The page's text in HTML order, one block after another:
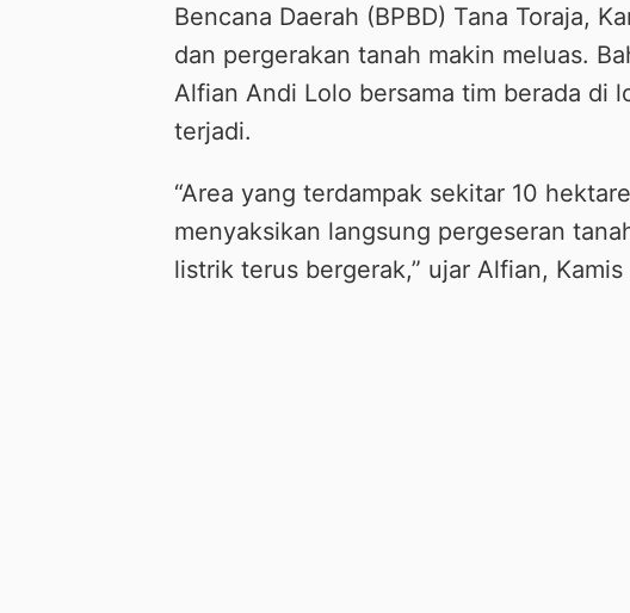
Bencana Daerah (BPBD) Tana Toraja,
dan pergerakan tanah makin meluas.
Alfian Andi Lolo bersama tim berada di
terjadi.
“Area yang terdampak sekitar 10
menyaksikan langsung pergeseran
listrik terus bergerak,” ujar Alfian, Kamis